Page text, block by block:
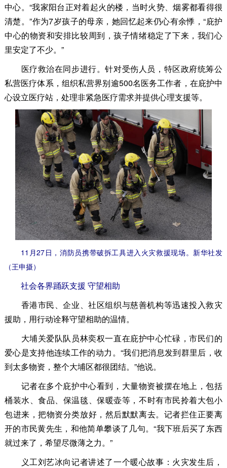
中心。“我家阳台正对着起火的楼，当时火势、烟雾都看得很
清楚。”作为7岁孩子的母亲，她回忆起来仍心有余悸，“庇护
中心的物资和安排比较周到，孩子情绪稳定了下来，我们心
里安定了不少。”
医疗救治在同步进行。针对受伤人员，特区政府统筹公
私营医疗体系，组织私营界别逾500名医务工作者，在庇护中
心设立医疗站，处理非紧急医疗需求并提供心理支援等。
11月27日，消防员携带破拆工具进入火灾救援现场。新华社发
（王申摄）
社会各界踊跃支援 守望相助
香港市民、企业、社区组织与慈善机构等迅速投入救灾
援助，用行动诠释守望相助的温情。
大埔关爱队队员林奕权一直在庇护中心忙碌，市民们的
爱心是支持他连续工作的动力。“我们把消息发到群里后，收
到太多物资，整个大埔区都很团结。”他说。
记者在多个庇护中心看到，大量物资被摆在地上，包括
桶装水、食品、保温毯、保暖壶等，不时有市民拎着大包小
包进来，把物资分类放好，然后默默离去。记者拦住正要离
开的市民黄先生，和他简单攀谈了几句。“我下班后买了东西
就过来了，希望尽微薄之力。”
义工刘艺冰向记者讲述了一个暖心故事：火灾发生后，